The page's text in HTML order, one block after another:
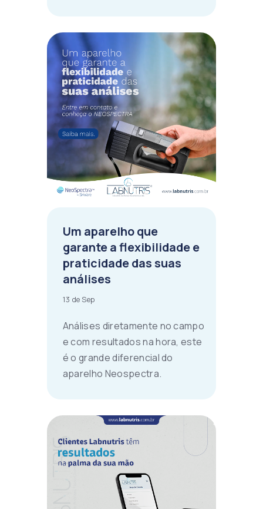
Um aparelho que
garante a flexibilidade e
praticidade das suas
análises
13 de Sep
Análises diretamente no campo
e com resultados na hora, este
é o grande diferencial do
aparelho Neospectra.